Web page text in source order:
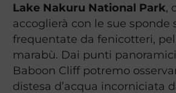
Lake Nakuru National Park,
accoglierà con le sue sponde
frequentate da fenicotteri,
marabù. Dai punti
Baboon Cliff potremo
distesa d’acqua incorniciata